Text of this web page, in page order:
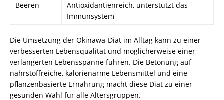
Beeren
Antioxidantienreich, unterstützt das
Immunsystem
Die Umsetzung der Okinawa-Diät im Alltag kann zu einer
verbesserten Lebensqualität und möglicherweise einer
verlängerten Lebensspanne führen. Die Betonung auf
nährstoffreiche, kalorienarme Lebensmittel und eine
pflanzenbasierte Ernährung macht diese Diät zu einer
gesunden Wahl für alle Altersgruppen.